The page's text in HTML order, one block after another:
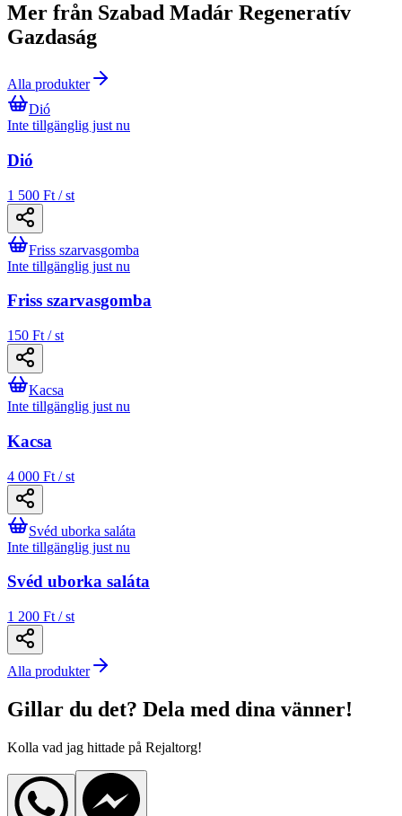
Mer från Szabad Madár Regeneratív
Gazdaság
Alla produkter
Dió
Inte tillgänglig just nu
Dió
1 500 Ft / st
Friss szarvasgomba
Inte tillgänglig just nu
Friss szarvasgomba
150 Ft / st
Kacsa
Inte tillgänglig just nu
Kacsa
4 000 Ft / st
Svéd uborka saláta
Inte tillgänglig just nu
Svéd uborka saláta
1 200 Ft / st
Alla produkter
Gillar du det? Dela med dina vänner!
Kolla vad jag hittade på Rejaltorg!